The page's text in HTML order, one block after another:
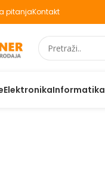
pitanjaKontakt
ElektronikaInformatika